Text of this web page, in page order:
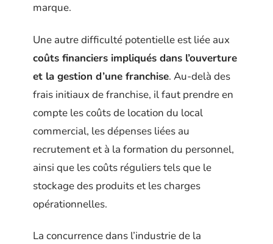
marque.
Une autre difficulté potentielle est liée aux
coûts financiers impliqués dans l’ouverture
et la gestion d’une franchise. Au-delà des
frais initiaux de franchise, il faut prendre en
compte les coûts de location du local
commercial, les dépenses liées au
recrutement et à la formation du personnel,
ainsi que les coûts réguliers tels que le
stockage des produits et les charges
opérationnelles.
La concurrence dans l’industrie de la